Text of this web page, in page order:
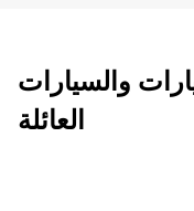
والسيارات
العائلة